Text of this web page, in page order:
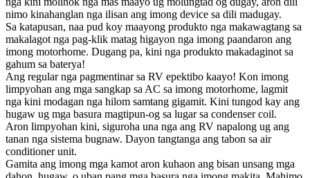
nimo kinahanglan nga ilisan ang imong device sa dili madugay.
Sa katapusan, naa pud koy maayong produkto nga makawagtang sa
makalagot nga pag-klik matag higayon nga imong paandaron ang
imong motorhome. Dugang pa, kini nga produkto makadaginot sa
gahum sa baterya!
Ang regular nga pagmentinar sa RV epektibo kaayo! Kon imong
limpyohan ang mga sangkap sa AC sa imong motorhome, lagmit
nga kini modagan nga hilom samtang gigamit. Kini tungod kay ang
hugaw ug mga basura magtipun-og sa lugar sa condenser coil.
Aron limpyohan kini, siguroha una nga ang RV napalong ug ang
tanan nga sistema bugnaw. Dayon tangtanga ang tabon sa air
conditioner unit.
Gamita ang imong mga kamot aron kuhaon ang bisan unsang mga